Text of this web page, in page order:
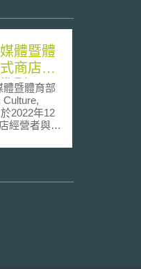
體暨體
商店經
則」，
安保護
暨體育部
Culture,
2022年12
經營者與開
practice for
APP最近
與處理使